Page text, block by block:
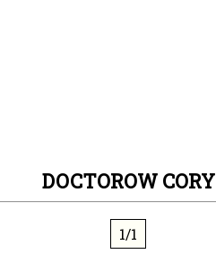
DOCTOROW CORY
1/1